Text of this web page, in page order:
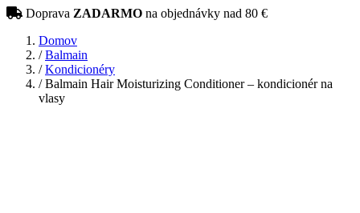
Doprava ZADARMO na objednávky nad 80 €
Domov
/ Balmain
/ Kondicionéry
/Balmain Hair Moisturizing Conditioner – kondicionér na
vlasy